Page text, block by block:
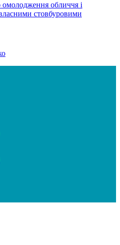
омолодження обличчя і
стовбуровими